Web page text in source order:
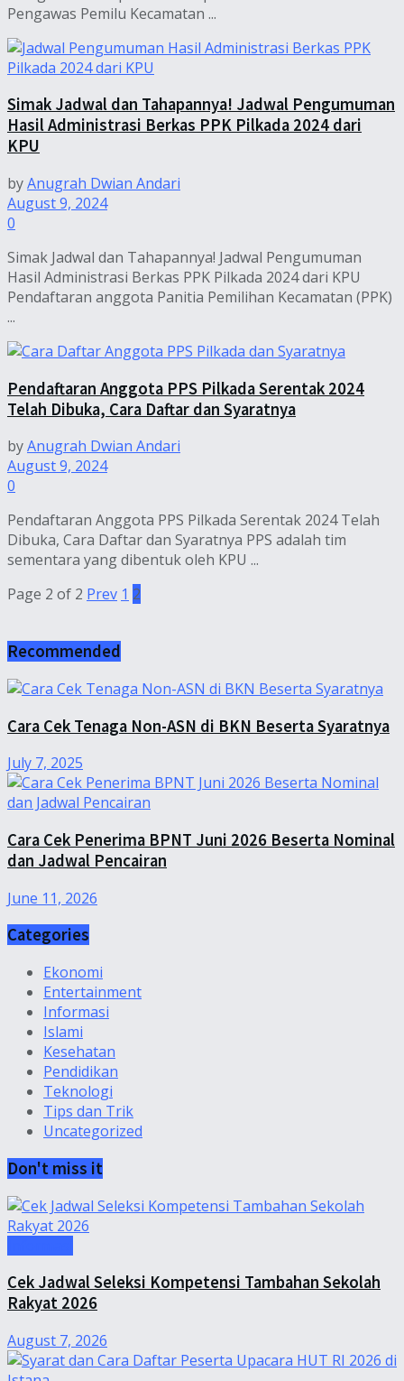
Pengawas Pemilu Kecamatan ...
Simak Jadwal dan Tahapannya! Jadwal Pengumuman
Hasil Administrasi Berkas PPK Pilkada 2024 dari
KPU
byAnugrah Dwian Andari
August 9, 2024
0
Simak Jadwal dan Tahapannya! Jadwal Pengumuman
Hasil Administrasi Berkas PPK Pilkada 2024 dari KPU
Pendaftaran anggota Panitia Pemilihan Kecamatan (PPK)
...
Pendaftaran Anggota PPS Pilkada Serentak 2024
Telah Dibuka, Cara Daftar dan Syaratnya
byAnugrah Dwian Andari
August 9, 2024
0
Pendaftaran Anggota PPS Pilkada Serentak 2024 Telah
Dibuka, Cara Daftar dan Syaratnya PPS adalah tim
sementara yang dibentuk oleh KPU ...
Page 2 of 2 Prev 1 2
Recommended
Cara Cek Tenaga Non-ASN di BKN Beserta Syaratnya
July 7, 2025
Cara Cek Penerima BPNT Juni 2026 Beserta Nominal
dan Jadwal Pencairan
June 11, 2026
Categories
Ekonomi
Entertainment
Informasi
Islami
Kesehatan
Pendidikan
Teknologi
Tips dan Trik
Uncategorized
Don't miss it
Cek Jadwal Seleksi Kompetensi Tambahan Sekolah
Rakyat 2026
August 7, 2026